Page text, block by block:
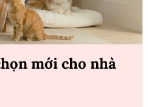
mới cho nhà